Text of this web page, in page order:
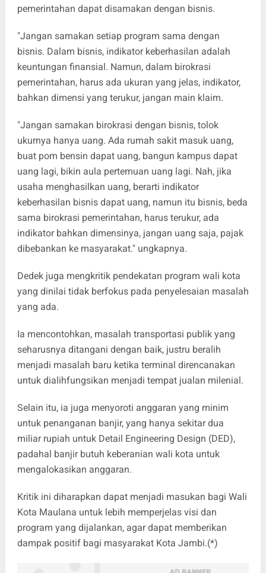
pemerintahan dapat disamakan dengan bisnis.
"Jangan samakan setiap program sama dengan
bisnis. Dalam bisnis, indikator keberhasilan adalah
keuntungan finansial. Namun, dalam birokrasi
pemerintahan, harus ada ukuran yang jelas, indikator,
bahkan dimensi yang terukur, jangan main klaim.
"Jangan samakan birokrasi dengan bisnis, tolok
ukurnya hanya uang. Ada rumah sakit masuk uang,
buat pom bensin dapat uang, bangun kampus dapat
uang lagi, bikin aula pertemuan uang lagi. Nah, jika
usaha menghasilkan uang, berarti indikator
keberhasilan bisnis dapat uang, namun itu bisnis, beda
sama birokrasi pemerintahan, harus terukur, ada
indikator bahkan dimensinya, jangan uang saja, pajak
dibebankan ke masyarakat." ungkapnya.
Dedek juga mengkritik pendekatan program wali kota
yang dinilai tidak berfokus pada penyelesaian masalah
yang ada.
Ia mencontohkan, masalah transportasi publik yang
seharusnya ditangani dengan baik, justru beralih
menjadi masalah baru ketika terminal direncanakan
untuk dialihfungsikan menjadi tempat jualan milenial.
Selain itu, ia juga menyoroti anggaran yang minim
untuk penanganan banjir, yang hanya sekitar dua
miliar rupiah untuk Detail Engineering Design (DED),
padahal banjir butuh keberanian wali kota untuk
mengalokasikan anggaran.
Kritik ini diharapkan dapat menjadi masukan bagi Wali
Kota Maulana untuk lebih memperjelas visi dan
program yang dijalankan, agar dapat memberikan
dampak positif bagi masyarakat Kota Jambi.(*)